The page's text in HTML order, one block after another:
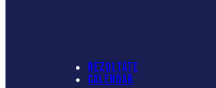
REZULTATE
CALENDAR